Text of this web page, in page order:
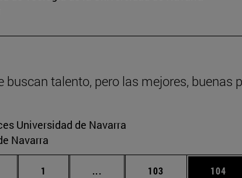
buscan talento, pero las mejores, buenas
Universidad de Navarra
Navarra
Página
1 ... Páginas intermedias Use TAB
Página
103 Página
104